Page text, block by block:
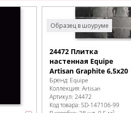
Образец в шоуруме
24472 Плитка
настенная Equipe
Artisan Graphite 6,5x20
Бренд: Equipe
Коллекция:Artisan
Артикул:24472
Код товара:SD-147106-99
2